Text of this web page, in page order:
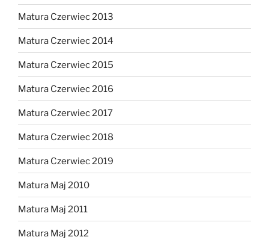
Matura Czerwiec 2013
Matura Czerwiec 2014
Matura Czerwiec 2015
Matura Czerwiec 2016
Matura Czerwiec 2017
Matura Czerwiec 2018
Matura Czerwiec 2019
Matura Maj 2010
Matura Maj 2011
Matura Maj 2012